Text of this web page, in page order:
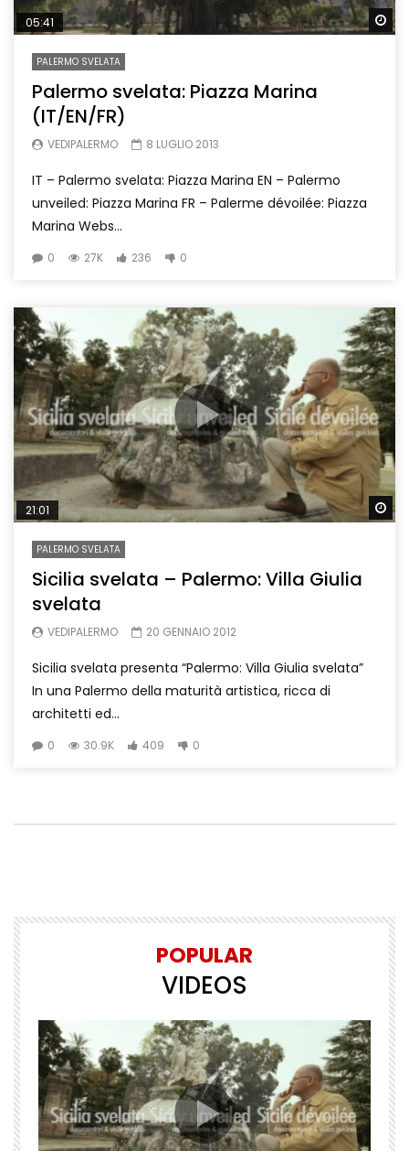
05:41
PALERMO SVELATA
Palermo svelata: Piazza Marina
(IT/EN/FR)
VEDIPALERMO 8 LUGLIO 2013
IT – Palermo svelata: Piazza Marina EN – Palermo
unveiled: Piazza Marina FR – Palerme dévoilée: Piazza
Marina Webs...
0 27K 236 0
21:01
PALERMO SVELATA
Sicilia svelata – Palermo: Villa Giulia
svelata
VEDIPALERMO 20 GENNAIO 2012
Sicilia svelata presenta “Palermo: Villa Giulia svelata”
In una Palermo della maturità artistica, ricca di
architetti ed...
0 30.9K 409 0
POPULAR
VIDEOS